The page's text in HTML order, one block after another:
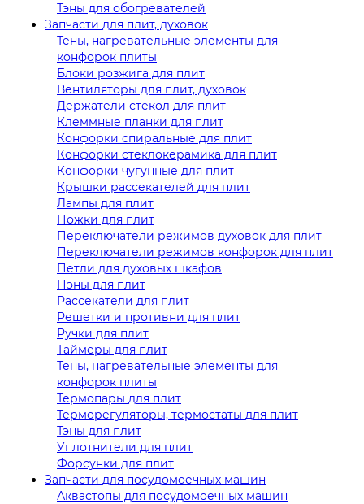
Тэны для обогревателей
Запчасти для плит, духовок
Тены, нагревательные элементы для
конфорок плиты
Блоки розжига для плит
Вентиляторы для плит, духовок
Держатели стекол для плит
Клеммные планки для плит
Конфорки спиральные для плит
Конфорки стеклокерамика для плит
Конфорки чугунные для плит
Крышки рассекателей для плит
Лампы для плит
Ножки для плит
Переключатели режимов духовок для плит
Переключатели режимов конфорок для плит
Петли для духовых шкафов
Пэны для плит
Рассекатели для плит
Решетки и противни для плит
Ручки для плит
Таймеры для плит
Тены, нагревательные элементы для
конфорок плиты
Термопары для плит
Терморегуляторы, термостаты для плит
Тэны для плит
Уплотнители для плит
Форсунки для плит
Запчасти для посудомоечных машин
Аквастопы для посудомоечных машин